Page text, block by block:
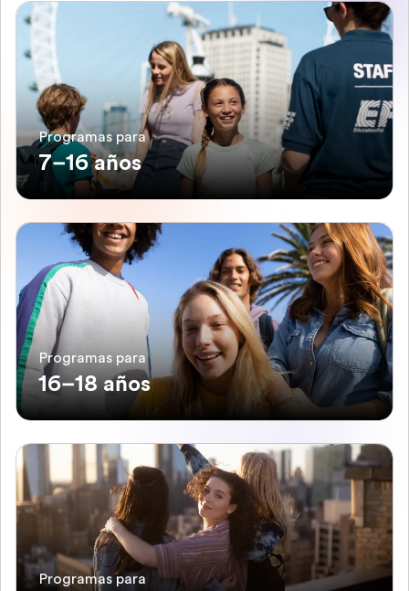
Programas para
7–16 años
Programas para
16–18 años
Programas para